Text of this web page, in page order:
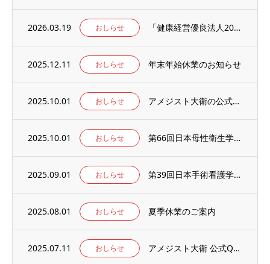
2026.03.19 おしらせ 「健康経営優良法人2026」の認定を取得しました。
2025.12.11 おしらせ 年末年始休業のお知らせ
2025.10.01 おしらせ アメジスト大衛の公式WEBサイト【アメジストAmazonブランドサイト】がオープン！
2025.10.01 おしらせ 第66回日本母性衛生学会学術集会の併設出展ブースに出展のお知らせ
2025.09.01 おしらせ 第39回日本手術看護学会年次大会の併設出展ブースに出展のお知らせ
2025.08.01 おしらせ 夏季休業のご案内
2025.07.11 おしらせ アメジスト大衛 公式Qoo10店 がオープンしました